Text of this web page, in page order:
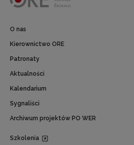
O nas
Kierownictwo ORE
Patronaty
Aktualności
Kalendarium
Sygnaliści
Archiwum projektów PO WER
Szkolenia